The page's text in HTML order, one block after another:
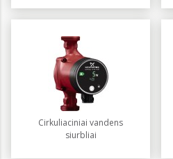
Cirkuliaciniai vandens
siurbliai